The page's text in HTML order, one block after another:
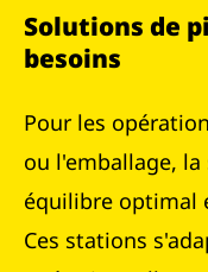
Solutions de
besoins
Pour les
ou l'emballage,
équilibre optimal
Ces stations